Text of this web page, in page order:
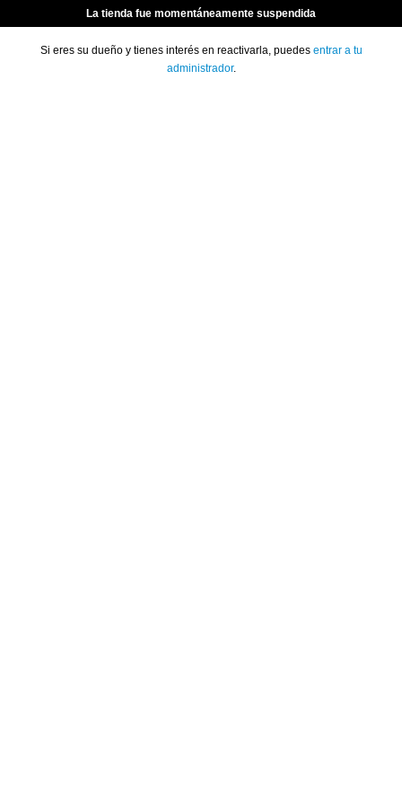
La tienda fue momentáneamente suspendida
Si eres su dueño y tienes interés en reactivarla, puedes entrar a tu
administrador.